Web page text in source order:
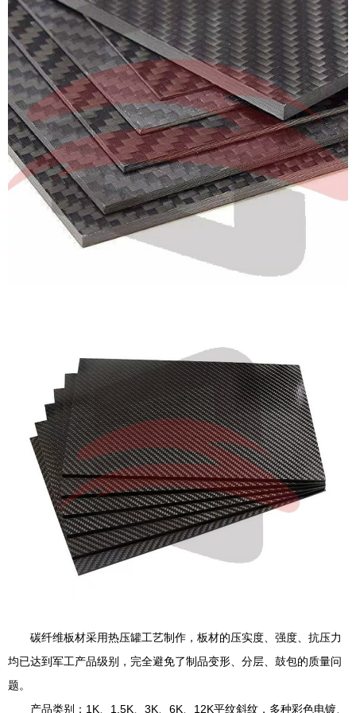
碳纤维板材采用热压罐工艺制作，板材的压实度、强度、抗压力
均已达到军工产品级别，完全避免了制品变形、分层、鼓包的质量问
题。
产品类别：1K、1.5K、3K、6K、12K平纹斜纹，多种彩色电镀、